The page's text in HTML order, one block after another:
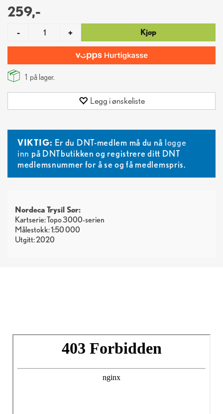
259,-
- + Kjøp
1 på lager.
Legg i ønskeliste
VIKTIG: Er du DNT-medlem må du nå logge
inn på DNTbutikken og registrere ditt DNT
medlemsnummer for å se og få medlemspris.
Nordeca Trysil Sør:
Kartserie: Topo 3000-serien
Målestokk: 1:50 000
Utgitt: 2020